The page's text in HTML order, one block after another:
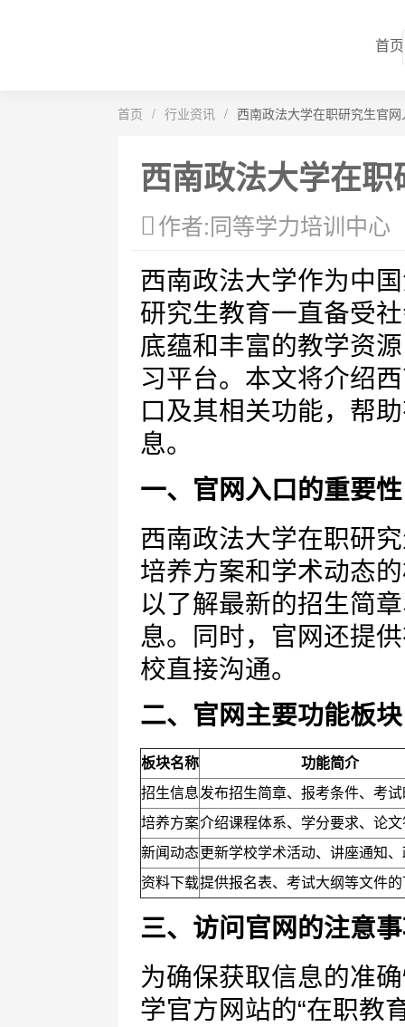
首页
首页 / 行业资讯 / 西南政法大学在职研究生官网
西南政法大学在
作者:同等学力培训中心
西南政法大学作为中
研究生教育一直备受
底蕴和丰富的教学资
习平台。本文将介绍
口及其相关功能，帮
息。
一、官网入口的重要性
西南政法大学在职研
培养方案和学术动态
以了解最新的招生简
息。同时，官网还提
校直接沟通。
二、官网主要功能板块
板块名称
功能简介
招生信息发布招生简章、报考条件、考
培养方案介绍课程体系、学分要求、论
新闻动态更新学校学术活动、讲座通知
资料下载提供报名表、考试大纲等文件
三、访问官网的注意
为确保获取信息的准
学官方网站的“在职教